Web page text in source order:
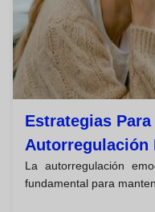
Estrategias Para
Autorregulación
Eficaz
La autorregulación
fundamental para